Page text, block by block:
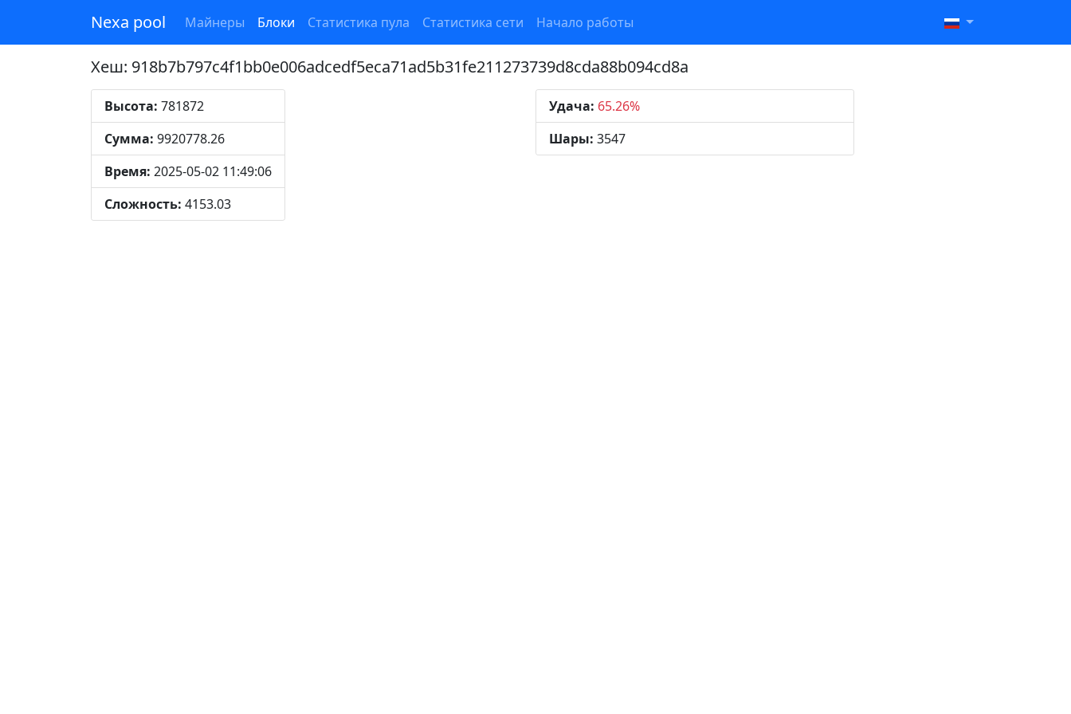
Nexa pool Майнеры Блоки Статистика пула Статистика сети Начало работы
Хеш: 918b7b797c4f1bb0e006adcedf5eca71ad5b31fe211273739d8cda88b094cd8a
Высота: 781872
Сумма: 9920778.26
Время: 2025-05-02 11:49:06
Сложность: 4153.03
Удача: 65.26%
Шары: 3547